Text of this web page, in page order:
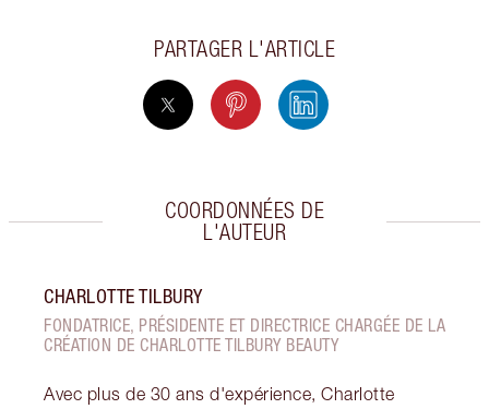
PARTAGER L'ARTICLE
COORDONNÉES DE
L'AUTEUR
CHARLOTTE TILBURY
FONDATRICE, PRÉSIDENTE ET DIRECTRICE CHARGÉE DE LA
CRÉATION DE CHARLOTTE TILBURY BEAUTY
Avec plus de 30 ans d'expérience, Charlotte